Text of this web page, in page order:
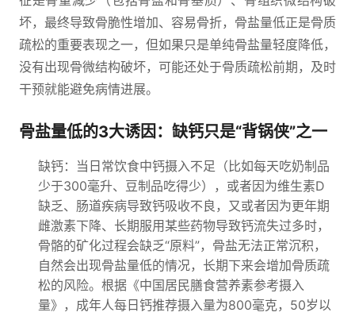
坏，最终导致骨脆性增加、容易骨折，骨盐量低正是骨质
疏松的重要表现之一，但如果只是单纯骨盐量轻度降低，
没有出现骨微结构破坏，可能还处于骨质疏松前期，及时
干预就能避免病情进展。
骨盐量低的3大诱因：缺钙只是“背锅侠”之一
缺钙：当日常饮食中钙摄入不足（比如每天吃奶制品
少于300毫升、豆制品吃得少），或者因为维生素D
缺乏、肠道疾病导致钙吸收不良，又或者因为更年期
雌激素下降、长期服用某些药物导致钙流失过多时，
骨骼的矿化过程会缺乏“原料”，骨盐无法正常沉积，
自然会出现骨盐量低的情况，长期下来会增加骨质疏
松的风险。根据《中国居民膳食营养素参考摄入
量》，成年人每日钙推荐摄入量为800毫克，50岁以